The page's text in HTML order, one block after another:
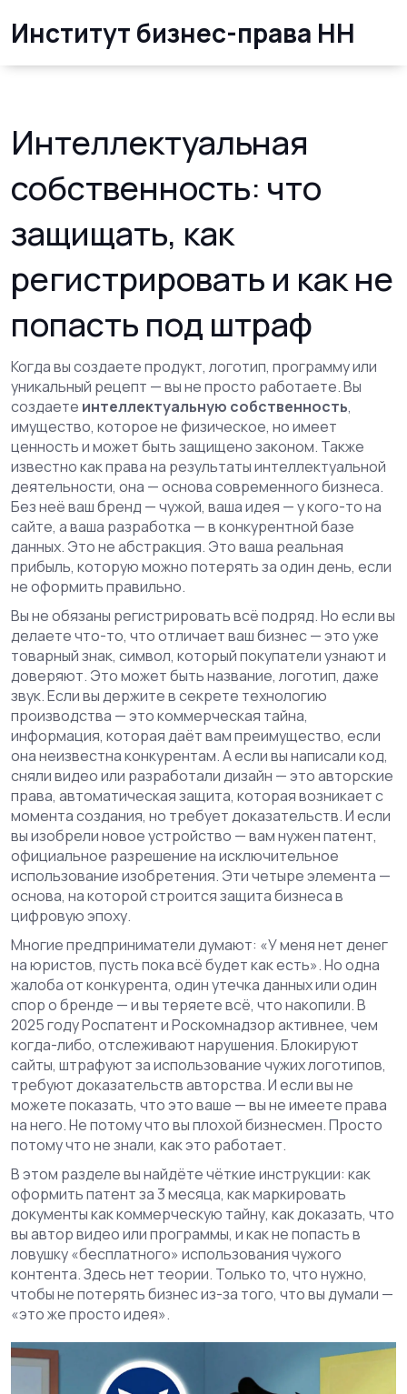
Институт бизнес-права НН
Интеллектуальная
собственность: что
защищать, как
регистрировать и как не
попасть под штраф
Когда вы создаете продукт, логотип, программу или
уникальный рецепт — вы не просто работаете. Вы
создаете интеллектуальную собственность,
имущество, которое не физическое, но имеет
ценность и может быть защищено законом. Также
известно какправа на результаты интеллектуальной
деятельности, она — основа современного бизнеса.
Без неё ваш бренд — чужой, ваша идея — у кого-то на
сайте, а ваша разработка — в конкурентной базе
данных. Это не абстракция. Это ваша реальная
прибыль, которую можно потерять за один день, если
не оформить правильно.
Вы не обязаны регистрировать всё подряд. Но если вы
делаете что-то, что отличает ваш бизнес — это уже
товарный знак, символ, который покупатели узнают и
доверяют. Это может быть название, логотип, даже
звук. Если вы держите в секрете технологию
производства — этокоммерческая тайна,
информация, которая даёт вам преимущество, если
она неизвестна конкурентам. А если вы написали код,
сняли видео или разработали дизайн — этоавторские
права, автоматическая защита, которая возникает с
момента создания, но требует доказательств. И если
вы изобрели новое устройство — вам нуженпатент,
официальное разрешение на исключительное
использование изобретения. Эти четыре элемента —
основа, на которой строится защита бизнеса в
цифровую эпоху.
Многие предприниматели думают: «У меня нет денег
на юристов, пусть пока всё будет как есть». Но одна
жалоба от конкурента, один утечка данных или один
спор о бренде — и вы теряете всё, что накопили. В
2025 году Роспатент и Роскомнадзор активнее, чем
когда-либо, отслеживают нарушения. Блокируют
сайты, штрафуют за использование чужих логотипов,
требуют доказательств авторства. И если вы не
можете показать, что это ваше — вы не имеете права
на него. Не потому что вы плохой бизнесмен. Просто
потому что не знали, как это работает.
В этом разделе вы найдёте чёткие инструкции: как
оформить патент за 3 месяца, как маркировать
документы как коммерческую тайну, как доказать, что
вы автор видео или программы, и как не попасть в
ловушку «бесплатного» использования чужого
контента. Здесь нет теории. Только то, что нужно,
чтобы не потерять бизнес из-за того, что вы думали —
«это же просто идея».